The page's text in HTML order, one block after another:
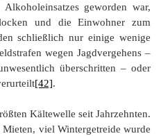
geworden war,
und die Einwohner zum
schließlich nur einige wenige
wegen Jagdvergehens –
überschritten – oder
[42].
Kältewelle seit Jahrzehnten.
viel Wintergetreide wurde